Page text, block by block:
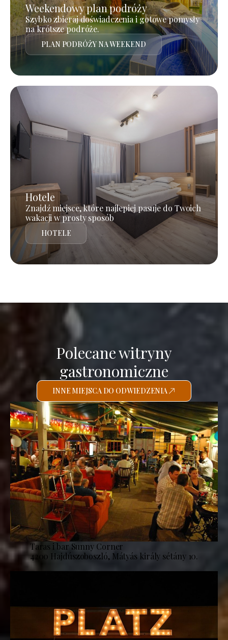
Weekendowy plan podróży
Szybko zbieraj doświadczenia i gotowe pomysły
na krótsze podróże.
PLAN PODRÓŻY NA WEEKEND
Hotele
Znajdź miejsce, które najlepiej pasuje do Twoich
wakacji w prosty sposób
HOTELE
Polecane witryny
gastronomiczne
INNE MIEJSCA DO ODWIEDZENIA
Taras i bar Sunny Corner
4200 Hajdúszoboszló, Mátyás király sétány 10.